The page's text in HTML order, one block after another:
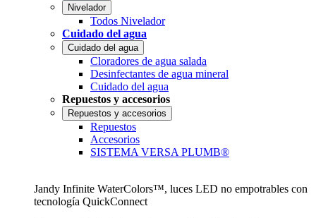
Nivelador
Todos Nivelador
Cuidado del agua
Cuidado del agua
Cloradores de agua salada
Desinfectantes de agua mineral
Cuidado del agua
Repuestos y accesorios
Repuestos y accesorios
Repuestos
Accesorios
SISTEMA VERSA PLUMB®
Jandy Infinite WaterColors™, luces LED no empotrables con
tecnología QuickConnect